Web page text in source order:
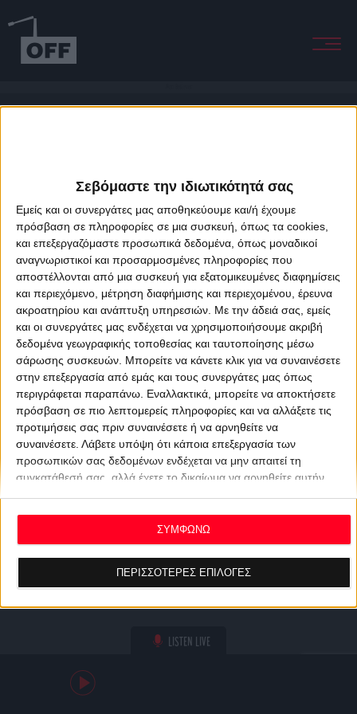
Σεβόμαστε την ιδιωτικότητά σας
Εμείς και οι συνεργάτες μας αποθηκεύουμε και/ή έχουμε
πρόσβαση σε πληροφορίες σε μια συσκευή, όπως τα cookies,
και επεξεργαζόμαστε προσωπικά δεδομένα, όπως μοναδικοί
αναγνωριστικοί και προσαρμοσμένες πληροφορίες που
αποστέλλονται από μια συσκευή για εξατομικευμένες διαφημίσεις
και περιεχόμενο, μέτρηση διαφήμισης και περιεχομένου, έρευνα
ακροατηρίου και ανάπτυξη υπηρεσιών. Με την άδειά σας, εμείς
και οι συνεργάτες μας ενδέχεται να χρησιμοποιήσουμε ακριβή
δεδομένα γεωγραφικής τοποθεσίας και ταυτοποίησης μέσω
σάρωσης συσκευών. Μπορείτε να κάνετε κλικ για να συναινέσετε
στην επεξεργασία από εμάς και τους συνεργάτες μας όπως
περιγράφεται παραπάνω. Εναλλακτικά, μπορείτε να αποκτήσετε
πρόσβαση σε πιο λεπτομερείς πληροφορίες και να αλλάξετε τις
προτιμήσεις σας πριν συναινέσετε ή να αρνηθείτε να
συναινέσετε. Λάβετε υπόψη ότι κάποια επεξεργασία των
προσωπικών σας δεδομένων ενδέχεται να μην απαιτεί τη
συγκατάθεσή σας, αλλά έχετε το δικαίωμα να αρνηθείτε αυτήν
ανακαλέσετε τη συγκατάθεσή σας ανά πάσα στιγμή
επιστρέφοντας σε αυτόν τον ιστότοπο και κάνοντας κλικ στο
κουμπί "Απορρήτου" στο κάτω μέρος της ιστοσελίδας.
ΠΕΡΙΣΣΟΤΕΡΕΣ ΕΠΙΛΟΓΕΣ
ΣΥΜΦΩΝΩ
LISTEN LIVE
About Offradio Business Class Terms & Conditions
Privacy Policy
Designed & developed byporcupine colors&Fotis Alexandrou